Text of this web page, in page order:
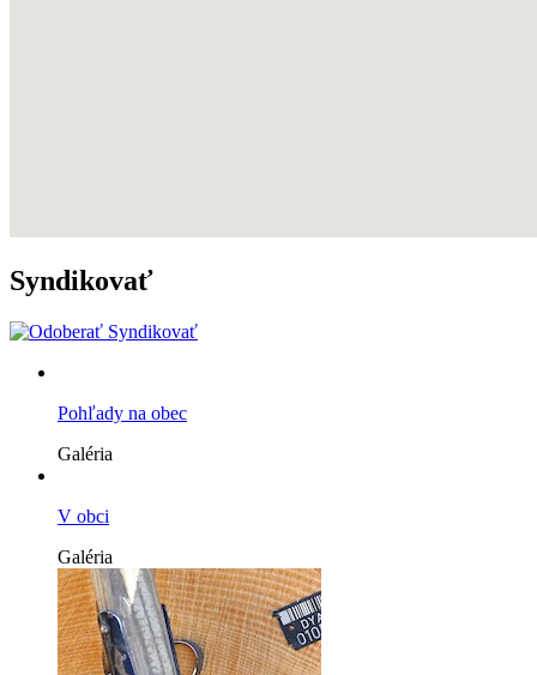
Syndikovať
Pohľady na obec
Galéria
V obci
Galéria